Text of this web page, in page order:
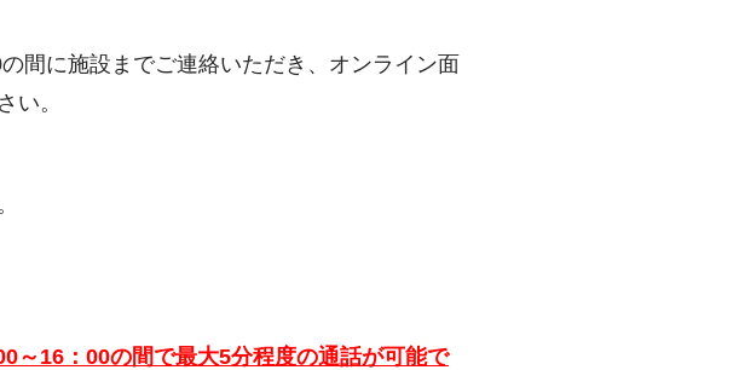
間に施設までご連絡いただき、オンライン面
い。
～16：00の間で最大5分程度の通話が可能で